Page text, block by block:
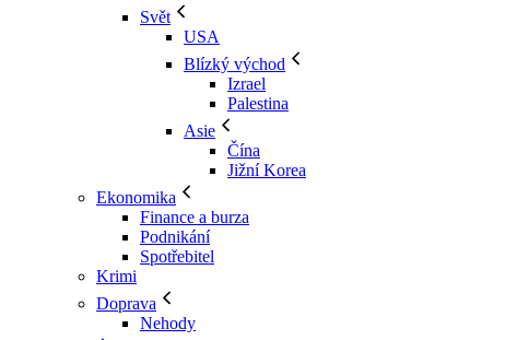
Svět
USA
Blízký východ
Izrael
Palestina
Asie
Čína
Jižní Korea
Ekonomika
Finance a burza
Podnikání
Spotřebitel
Krimi
Doprava
Nehody